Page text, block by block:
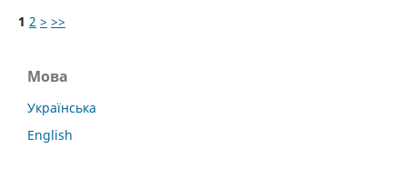
1 2 > >>
Мова
Українська
English